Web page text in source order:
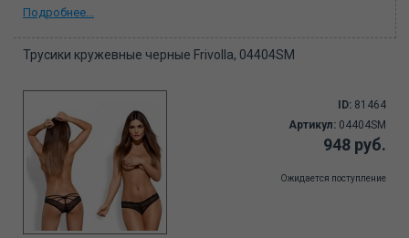
Подробнее...
Трусики кружевные черные Frivolla, 04404SM
ID: 81464
Артикул: 04404SM
948 руб.
Ожидается поступление